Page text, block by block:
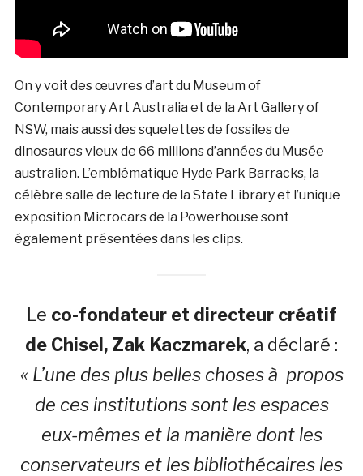
On y voit des œuvres d’art du Museum of
Contemporary Art Australia et de la Art Gallery of
NSW, mais aussi des squelettes de fossiles de
dinosaures vieux de 66 millions d’années du Musée
australien. L’emblématique Hyde Park Barracks, la
célèbre salle de lecture de la State Library et l’unique
exposition Microcars de la Powerhouse sont
également présentées dans les clips.
Le co-fondateur et directeur créatif
de Chisel, Zak Kaczmarek, a déclaré :
« L’une des plus belles choses à propos
de ces institutions sont les espaces
eux-mêmes et la manière dont les
conservateurs et les bibliothécaires les